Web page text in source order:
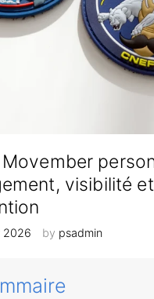
visibilité et
2026 by psadmin